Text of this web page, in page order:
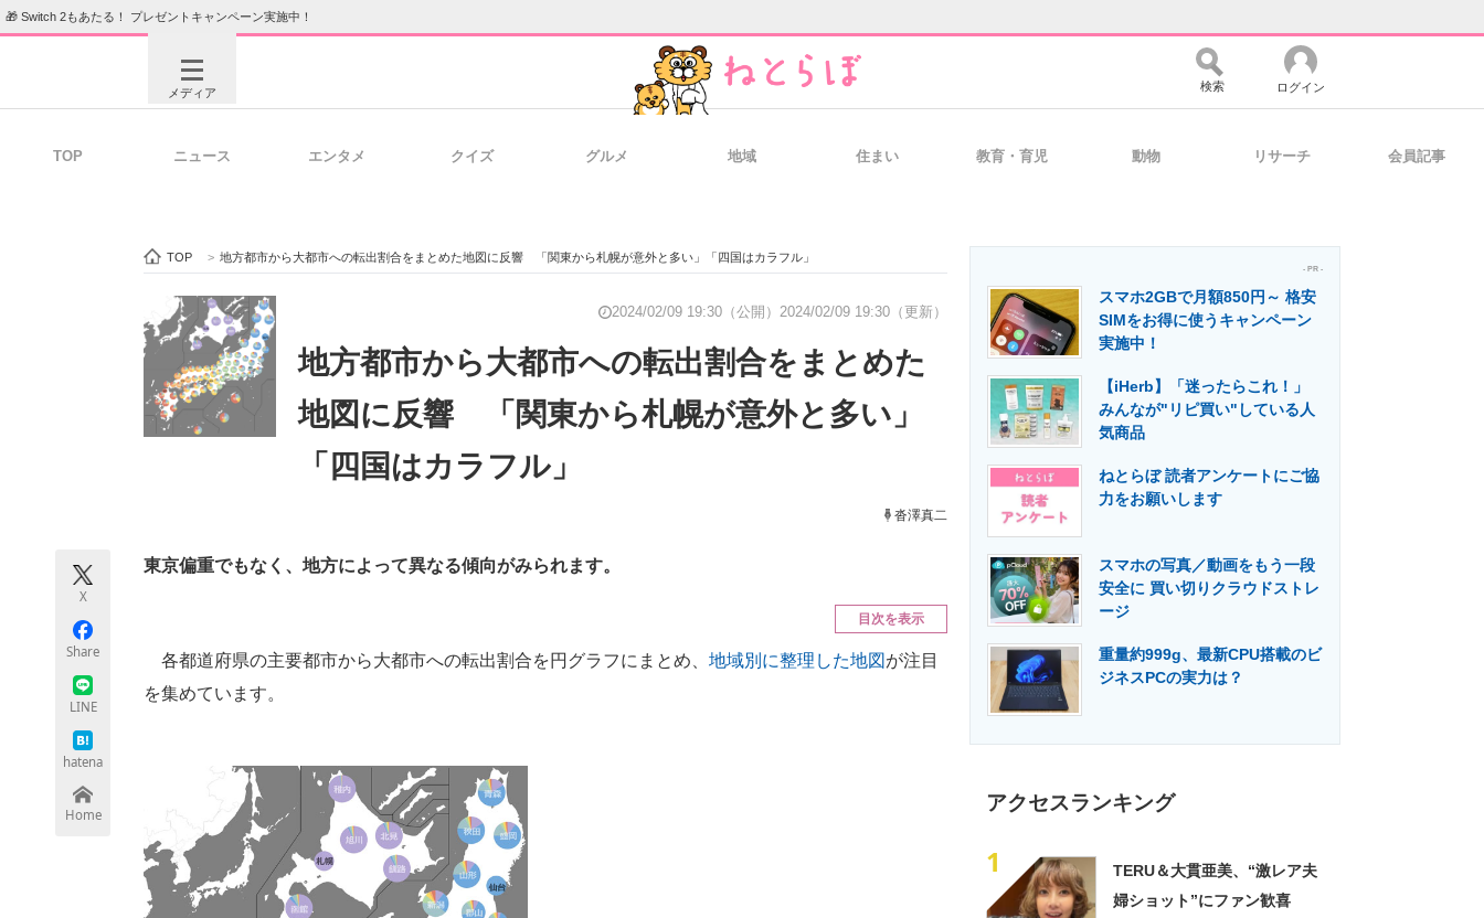
🎁 Switch 2もあたる！ プレゼントキャンペーン実施中！
メディア
ビジネスと働き方のヒント 経営リーダーのコミュニティ マーケ×ITの今がよく分かる
ITエンジニア向け専門サイト 企業向けIT製品の総合サイト IT製品の技術・比較・事例 製造業のIT導入・活用を支援
エネルギーの専門メディア 建設×テクノロジーの最前線
検索 ログイン
TOP ニュース エンタメ クイズ グルメ 地域 住まい 教育・育児 動物 リサーチ 会員記事
TOP > 地方都市から大都市への転出割合をまとめた地図に反響 「関東から札幌が意外と多い」「四国はカラフル」
2024/02/09 19:30（公開） 2024/02/09 19:30（更新）
地方都市から大都市への転出割合をまとめた
地図に反響 「関東から札幌が意外と多い」
「四国はカラフル」
沓澤真二
X
Share
LINE
hatena
Home
東京偏重でもなく、地方によって異なる傾向がみられます。
目次を表示
各都道府県の主要都市から大都市への転出割合を円グラフにまとめ、 地域別に整理した地図 が注目
を集めています。
- PR -
スマホ2GBで月額850円～ 格安
SIMをお得に使うキャンペーン
実施中！
【iHerb】「迷ったらこれ！」
みんなが"リピ買い"している人
気商品
ねとらぼ 読者アンケートにご協
力をお願いします
スマホの写真／動画をもう一段
安全に 買い切りクラウドストレ
ージ
重量約999g、最新CPU搭載のビ
ジネスPCの実力は？
アクセスランキング
1
TERU＆大貫亜美、“激レア夫
婦ショット”にファン歓喜